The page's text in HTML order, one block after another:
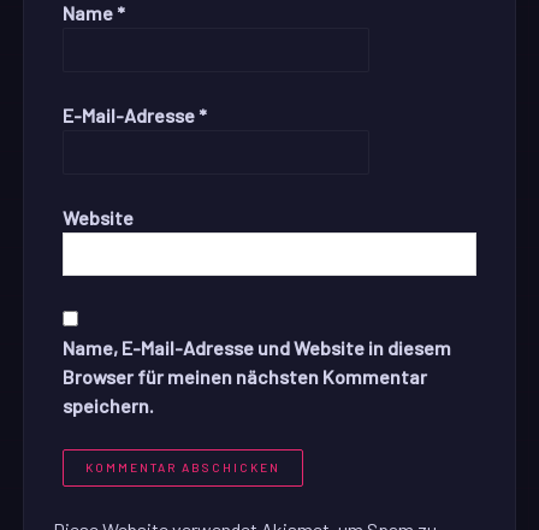
Name *
E-Mail-Adresse *
Website
Name, E-Mail-Adresse und Website in diesem
Browser für meinen nächsten Kommentar
speichern.